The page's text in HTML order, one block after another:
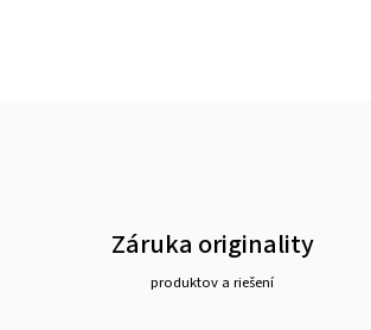
Záruka originality
produktov a riešení